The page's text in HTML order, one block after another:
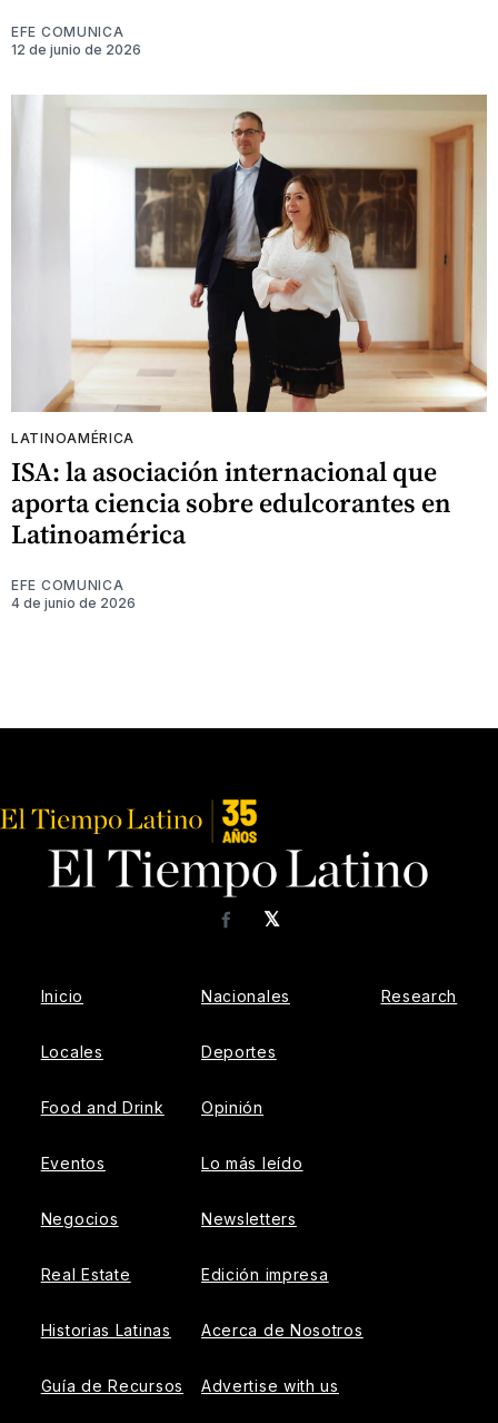
EFE COMUNICA
12 de junio de 2026
LATINOAMÉRICA
ISA: la asociación internacional que
aporta ciencia sobre edulcorantes en
Latinoamérica
EFE COMUNICA
4 de junio de 2026
𝕏
Facebook
Inicio
Locales
Food and Drink
Eventos
Negocios
Real Estate
Historias Latinas
Guía de Recursos
Nacionales
Deportes
Opinión
Lo más leído
Newsletters
Edición impresa
Acerca de Nosotros
Advertise with us
Research